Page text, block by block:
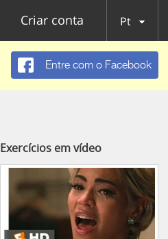
Criar conta Pt
Entre com o Facebook
Exercícios em vídeo